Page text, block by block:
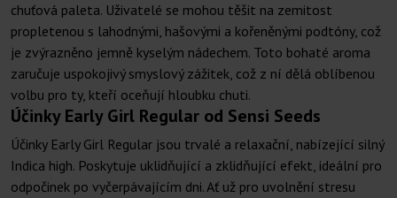
chuťová paleta. Uživatelé se mohou těšit na zemitost
propletenou s lahodnými, hašovými a kořeněnými podtóny, což
je zvýrazněno jemně kyselým nádechem. Toto bohaté aroma
zaručuje uspokojivý smyslový zážitek, což z ní dělá oblíbenou
volbu pro ty, kteří oceňují hloubku chuti.
Účinky Early Girl Regular od Sensi Seeds
Účinky Early Girl Regular jsou trvalé a relaxační, nabízející silný
Indica high. Poskytuje uklidňující a zklidňující efekt, ideální pro
odpočinek po vyčerpávajícím dni. Ať už pro uvolnění stresu